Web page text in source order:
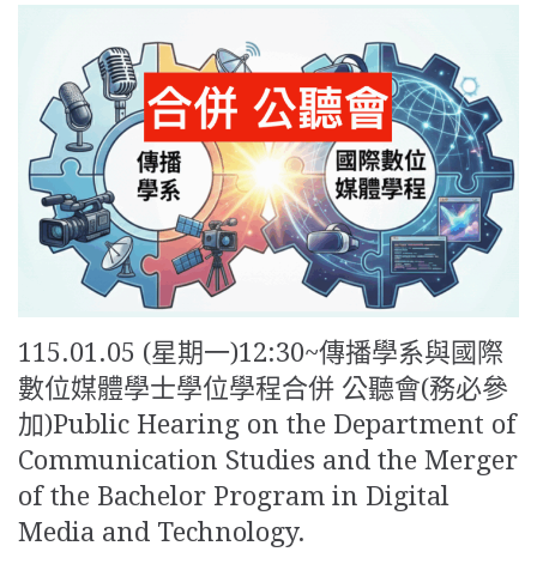
115.01.05 (星期一)12:30~傳播學系與國際
數位媒體學士學位學程合併 公聽會(務必參
加)Public Hearing on the Department of
Communication Studies and the Merger
of the Bachelor Program in Digital
Media and Technology.